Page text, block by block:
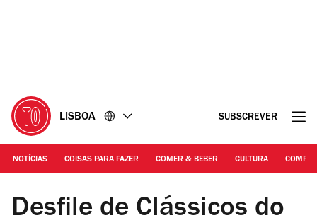
LISBOA SUBSCREVER
NOTÍCIAS COISAS PARA FAZER COMER & BEBER CULTURA
DR/CML | Desfile de clássicos da Carris em 2024
Desfile de Clássicos do